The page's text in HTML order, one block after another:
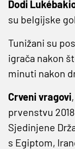
Dodi
su belgijske
Tunižani su
igrača nakon
minuti nakon
Crveni vragovi
prvenstvu
Sjedinjene
s Egiptom,